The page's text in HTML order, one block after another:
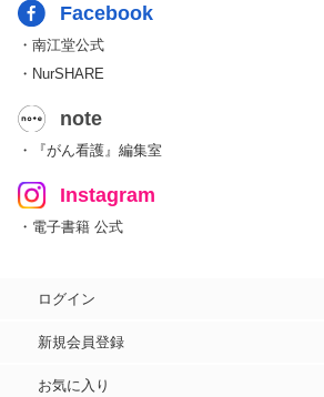
Facebook
・南江堂公式
・NurSHARE
note
・『がん看護』編集室
Instagram
・電子書籍 公式
ログイン
新規会員登録
お気に入り